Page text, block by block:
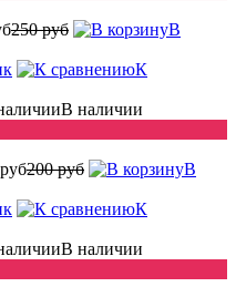
250 руб
В
К
В наличии
200 руб
В
К
В наличии